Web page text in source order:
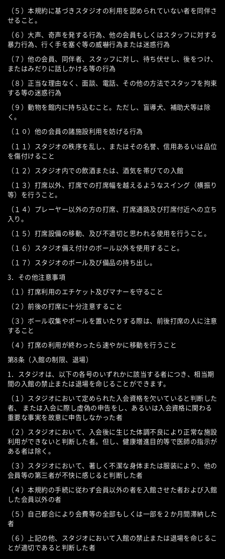
（５）本規約に基づきスタジオの利用を認められていない者を同伴さ
せること。
（６）大声、奇声を発する行為、他の会員もしくはスタッフに対する
暴力行為、行く手を塞ぐ等の威嚇行為または迷惑行為
（７）他の会員、同伴者、スタッフに対し、待ち伏せし、後をつけ、
またはみだりに話しかける等の行為
（８）正当な理由なく、面談、電話、その他の方法でスタッフを拘束
する等の迷惑行為
（９）動物を館内に持ち込むこと。ただし、盲導犬、補助犬等は除
く。
（１０）他の会員の諸施設利用を妨げる行為
（１１）スタジオの秩序を乱し、またはその名誉、信用あるいは品位
を傷付けること
（１２）スタジオ内での飲酒または、酒気を帯びての入館
（１３）打席以外、打席での打席幅を越えるようなスイング（横振り
等）を行うこと。
（１４）プレーヤー以外の方の打席、打席通路及び打席付近への立ち
入り。
（１５）打席設備の移動、及び不適切と思われる使用を行うこと。
（１６）スタジオ備え付けのボール以外を使用すること。
（１７）スタジオのボール及び備品の持ち出し。
3．その他注意事項
（１）打席利用のエチケット及びマナーを守ること
（２）前後の打席に十分注意すること
（３）ボール収集やボールを置いたりする際は、前後打席の人に注意
すること
（４）打席の利用が終わったら速やかに移動を行うこと
第8条（入館の制限、退場）
1．スタジオは、以下の各号のいずれかに該当する者につき、相当期
間の入館の禁止または退場を命じることができます。
（１）スタジオにおいて定められた入会資格を欠いていると判断した
者、 または入会に際し虚偽の申告をし、あるいは入会資格に関わる
重要な事実を故意に申告しなかった者
（２）スタジオにおいて、入会後に生じた体調不良により正常な施設
利用ができないと判断した者。但し、健康増進目的等で医師の指示が
ある者は除く。
（３）スタジオにおいて、著しく不潔な身体または服装により、他の
会員等の第三者が不快に感じると判断した者
（４）本規約の手続に従わず会員以外の者を入館させた者および入館
した会員以外の者
（５）自己都合により会費等の全部もしくは一部を２か月間滞納した
者
（６）上記の他、スタジオにおいて入館の禁止または退場を命じるこ
とが適切であると判断した者